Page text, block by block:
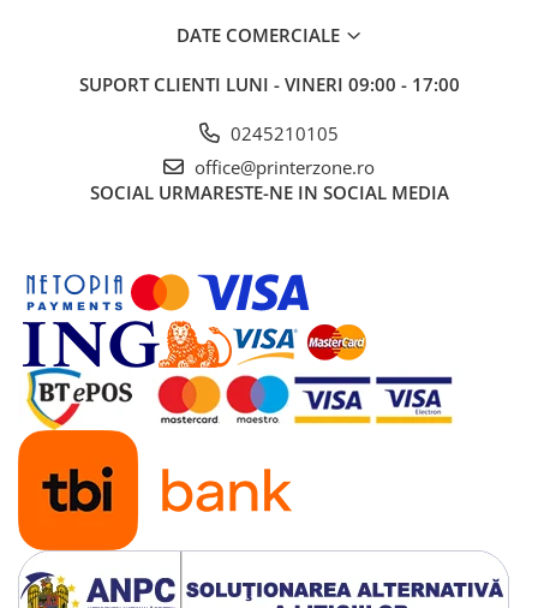
Accesorii retelistica
UPS-uri
Baterii UPS
Accesorii UPS
Servere, Storage & NAS
Servere NAS
Servere
SSD enterprise
HDD enterprise
DAS (Direct Attached Storage)
DATE COMERCIALE
SUPORT CLIENTI LUNI - VINERI 09:00 - 17:00
0245210105
office@printerzone.ro
SOCIAL URMARESTE-NE IN SOCIAL MEDIA